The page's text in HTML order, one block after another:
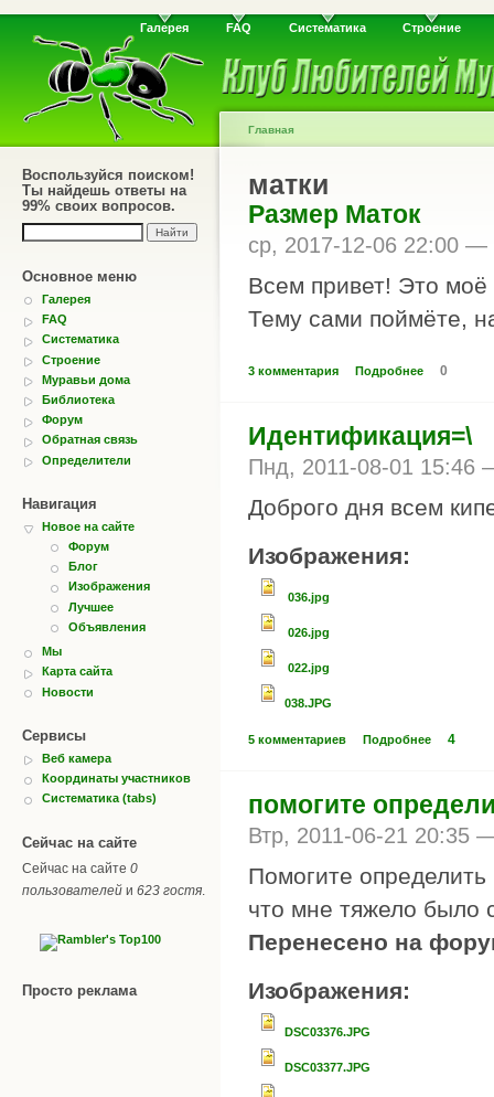
Галерея FAQ Систематика Строение
Воспользуйся поиском!
Ты найдешь ответы на
99% своих вопросов.
Основное меню
Галерея
FAQ
Систематика
Строение
Муравьи дома
Библиотека
Форум
Обратная связь
Определители
Навигация
Новое на сайте
Форум
Блог
Изображения
Лучшее
Объявления
Мы
Карта сайта
Новости
Сервисы
Веб камера
Координаты участников
Систематика (tabs)
Сейчас на сайте
Сейчас на сайте 0
пользователей и 623 гостя
Просто реклама
Главная
матки
Размер Маток
ср, 2017-12-06 22:00 —
Всем привет! Это
Тему сами поймёте,
3 комментария Подробнее 0
Идентификация=\
Пнд, 2011-08-01
Доброго дня всем
Изображения:
036.jpg
026.jpg
022.jpg
038.JPG
5 комментариев Подробнее 4
помогите
Втр, 2011-06-21 20:35
Помогите
что мне тяжело было
Перенесено на
Изображения:
DSC03376.JPG
DSC03377.JPG